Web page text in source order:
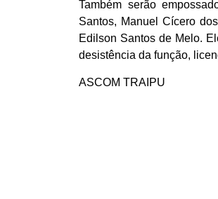
Também serão
Santos, Manuel Cícero
Edilson Santos de Melo.
desistência da função,
ASCOM TRAIPU